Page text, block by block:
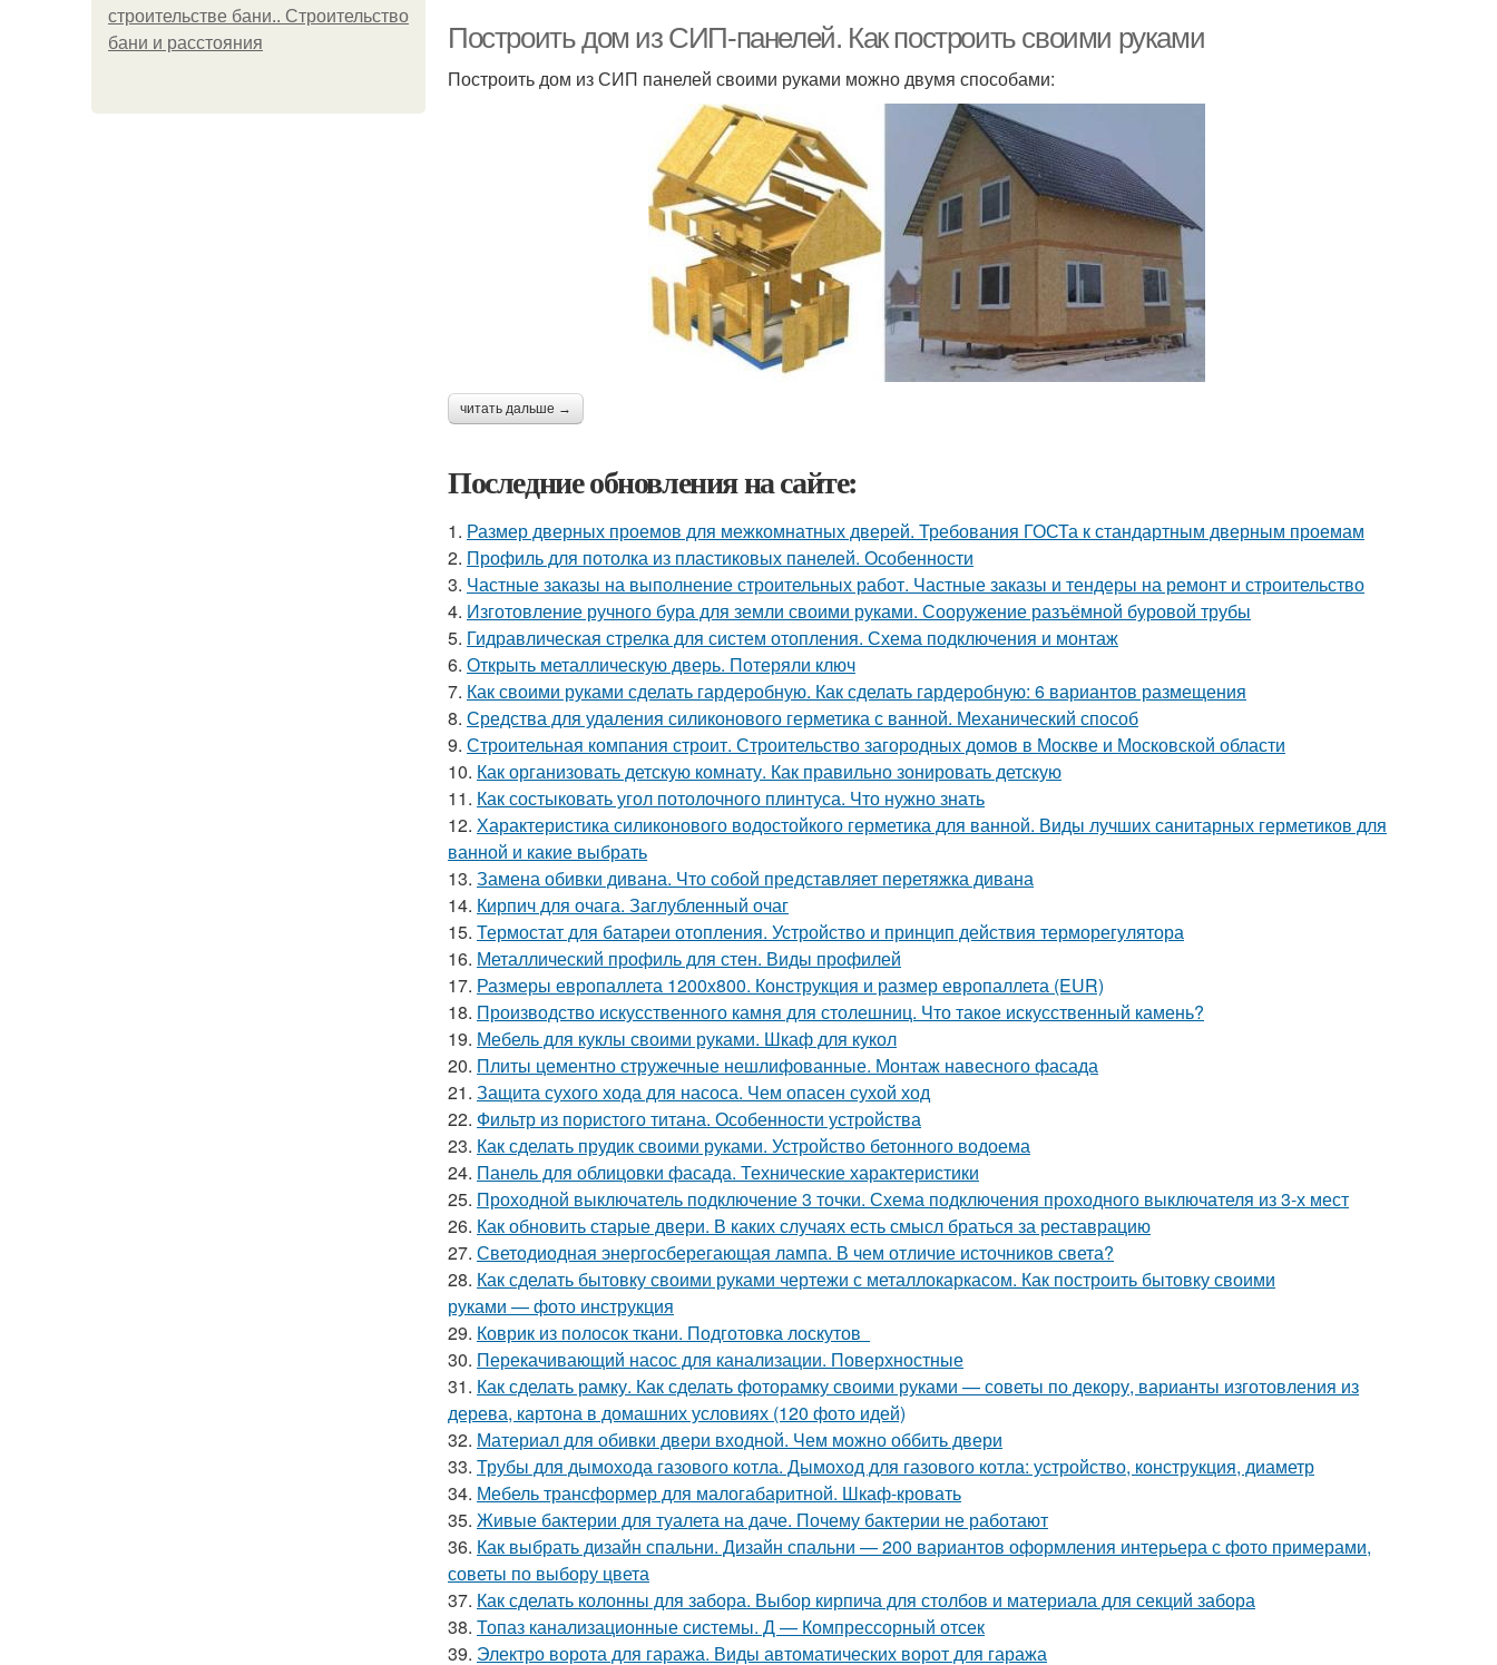
строительстве бани.. Строительство
бани и расстояния
Построить дом из СИП-панелей. Как построить своими руками
Построить дом из СИП панелей своими руками можно двумя способами:
читать дальше →
Последние обновления на сайте:
1. Размер дверных проемов для межкомнатных дверей. Требования ГОСТа к стандартным дверным проемам
2. Профиль для потолка из пластиковых панелей. Особенности
3. Частные заказы на выполнение строительных работ. Частные заказы и тендеры на ремонт и строительство
4. Изготовление ручного бура для земли своими руками. Сооружение разъёмной буровой трубы
5. Гидравлическая стрелка для систем отопления. Схема подключения и монтаж
6. Открыть металлическую дверь. Потеряли ключ
7. Как своими руками сделать гардеробную. Как сделать гардеробную: 6 вариантов размещения
8. Средства для удаления силиконового герметика с ванной. Механический способ
9. Строительная компания строит. Строительство загородных домов в Москве и Московской области
10. Как организовать детскую комнату. Как правильно зонировать детскую
11. Как состыковать угол потолочного плинтуса. Что нужно знать
12. Характеристика силиконового водостойкого герметика для ванной. Виды лучших санитарных герметиков для
ванной и какие выбрать
13. Замена обивки дивана. Что собой представляет перетяжка дивана
14. Кирпич для очага. Заглубленный очаг
15. Термостат для батареи отопления. Устройство и принцип действия терморегулятора
16. Металлический профиль для стен. Виды профилей
17. Размеры европаллета 1200х800. Конструкция и размер европаллета (EUR)
18. Производство искусственного камня для столешниц. Что такое искусственный камень?
19. Мебель для куклы своими руками. Шкаф для кукол
20. Плиты цементно стружечные нешлифованные. Монтаж навесного фасада
21. Защита сухого хода для насоса. Чем опасен сухой ход
22. Фильтр из пористого титана. Особенности устройства
23. Как сделать прудик своими руками. Устройство бетонного водоема
24. Панель для облицовки фасада. Технические характеристики
25. Проходной выключатель подключение 3 точки. Схема подключения проходного выключателя из 3-х мест
26. Как обновить старые двери. В каких случаях есть смысл браться за реставрацию
27. Светодиодная энергосберегающая лампа. В чем отличие источников света?
28. Как сделать бытовку своими руками чертежи с металлокаркасом. Как построить бытовку своими
руками — фото инструкция
29. Коврик из полосок ткани. Подготовка лоскутов
30. Перекачивающий насос для канализации. Поверхностные
31. Как сделать рамку. Как сделать фоторамку своими руками — советы по декору, варианты изготовления из
дерева, картона в домашних условиях (120 фото идей)
32. Материал для обивки двери входной. Чем можно оббить двери
33. Трубы для дымохода газового котла. Дымоход для газового котла: устройство, конструкция, диаметр
34. Мебель трансформер для малогабаритной. Шкаф-кровать
35. Живые бактерии для туалета на даче. Почему бактерии не работают
36. Как выбрать дизайн спальни. Дизайн спальни — 200 вариантов оформления интерьера с фото примерами,
советы по выбору цвета
37. Как сделать колонны для забора. Выбор кирпича для столбов и материала для секций забора
38. Топаз канализационные системы. Д — Компрессорный отсек
39. Электро ворота для гаража. Виды автоматических ворот для гаража